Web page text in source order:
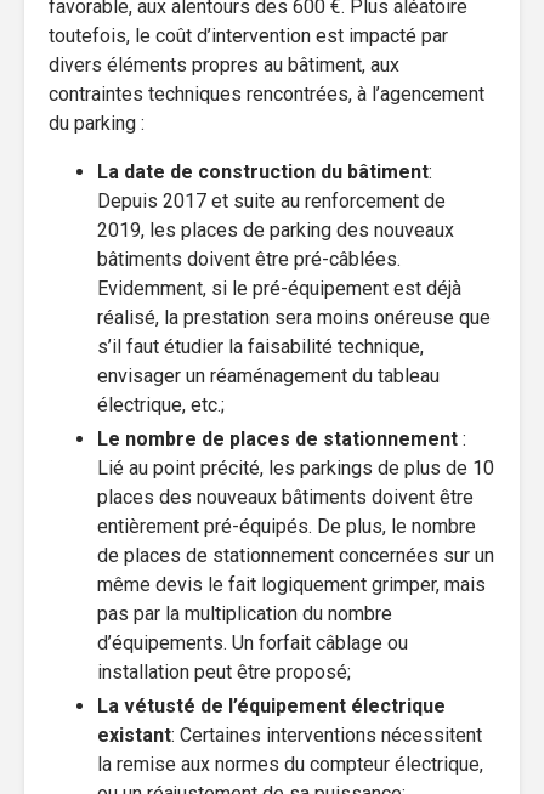
favorable, aux alentours des 600 €. Plus aléatoire
toutefois, le coût d’intervention est impacté par
divers éléments propres au bâtiment, aux
contraintes techniques rencontrées, à l’agencement
du parking :
La date de construction du bâtiment:
Depuis 2017 et suite au renforcement de
2019, les places de parking des nouveaux
bâtiments doivent être pré-câblées.
Evidemment, si le pré-équipement est déjà
réalisé, la prestation sera moins onéreuse que
s’il faut étudier la faisabilité technique,
envisager un réaménagement du tableau
électrique, etc.;
Le nombre de places de stationnement :
Lié au point précité, les parkings de plus de 10
places des nouveaux bâtiments doivent être
entièrement pré-équipés. De plus, le nombre
de places de stationnement concernées sur un
même devis le fait logiquement grimper, mais
pas par la multiplication du nombre
d’équipements. Un forfait câblage ou
installation peut être proposé;
La vétusté de l’équipement électrique
existant: Certaines interventions nécessitent
la remise aux normes du compteur électrique,